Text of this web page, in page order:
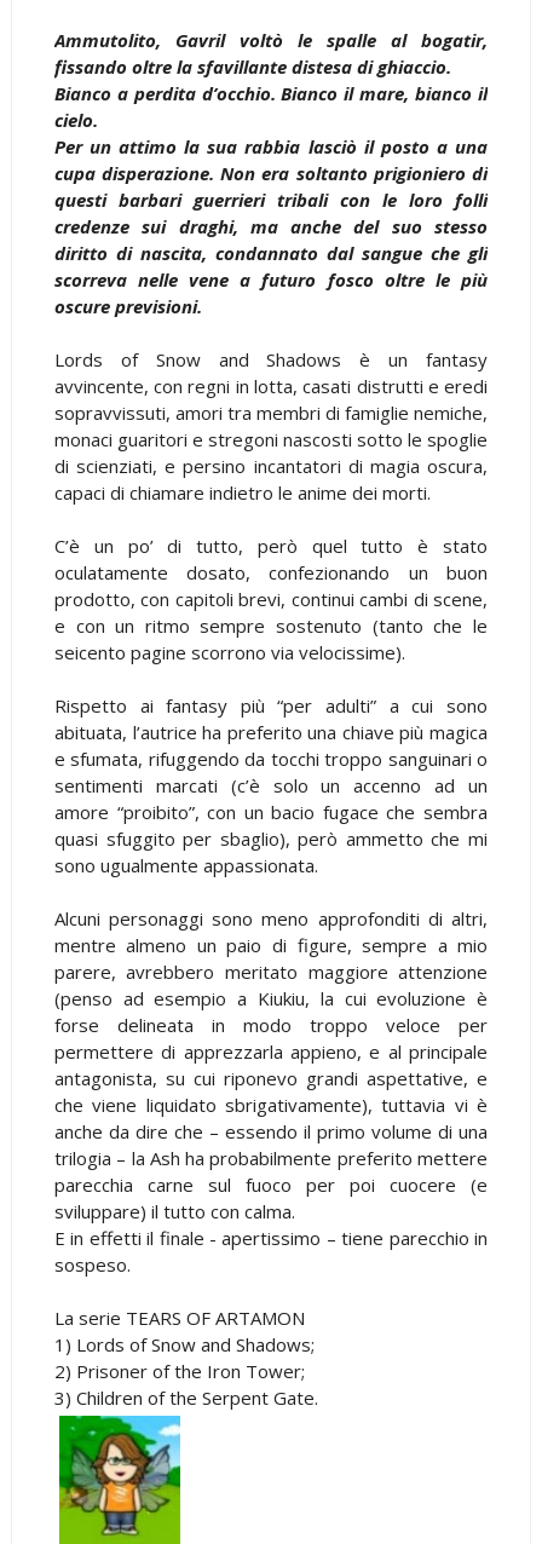
Ammutolito, Gavril voltò le spalle al bogatir,
fissando oltre la sfavillante distesa di ghiaccio.
Bianco a perdita d’occhio. Bianco il mare, bianco il
cielo.
Per un attimo la sua rabbia lasciò il posto a una
cupa disperazione. Non era soltanto prigioniero di
questi barbari guerrieri tribali con le loro folli
credenze sui draghi, ma anche del suo stesso
diritto di nascita, condannato dal sangue che gli
scorreva nelle vene a futuro fosco oltre le più
oscure previsioni.
Lords of Snow and Shadows è un fantasy
avvincente, con regni in lotta, casati distrutti e eredi
sopravvissuti, amori tra membri di famiglie nemiche,
monaci guaritori e stregoni nascosti sotto le spoglie
di scienziati, e persino incantatori di magia oscura,
capaci di chiamare indietro le anime dei morti.
C’è un po’ di tutto, però quel tutto è stato
oculatamente dosato, confezionando un buon
prodotto, con capitoli brevi, continui cambi di scene,
e con un ritmo sempre sostenuto (tanto che le
seicento pagine scorrono via velocissime).
Rispetto ai fantasy più “per adulti” a cui sono
abituata, l’autrice ha preferito una chiave più magica
e sfumata, rifuggendo da tocchi troppo sanguinari o
sentimenti marcati (c’è solo un accenno ad un
amore “proibito”, con un bacio fugace che sembra
quasi sfuggito per sbaglio), però ammetto che mi
sono ugualmente appassionata.
Alcuni personaggi sono meno approfonditi di altri,
mentre almeno un paio di figure, sempre a mio
parere, avrebbero meritato maggiore attenzione
(penso ad esempio a Kiukiu, la cui evoluzione è
forse delineata in modo troppo veloce per
permettere di apprezzarla appieno, e al principale
antagonista, su cui riponevo grandi aspettative, e
che viene liquidato sbrigativamente), tuttavia vi è
anche da dire che – essendo il primo volume di una
trilogia – la Ash ha probabilmente preferito mettere
parecchia carne sul fuoco per poi cuocere (e
sviluppare) il tutto con calma.
E in effetti il finale - apertissimo – tiene parecchio in
sospeso.
La serie TEARS OF ARTAMON
1) Lords of Snow and Shadows;
2) Prisoner of the Iron Tower;
3) Children of the Serpent Gate.